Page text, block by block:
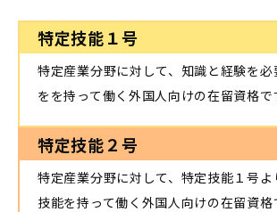
特定技能１号
特定産業分野に対して、知識と経験を
をを持って働く外国人向けの在留資格で
特定技能２号
特定産業分野に対して、特定技能１号よ
技能を持って働く外国人向けの在留資格